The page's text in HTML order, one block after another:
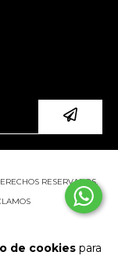
de cookiespara
RESERVADOS.
INGRESÁ ACÁ.